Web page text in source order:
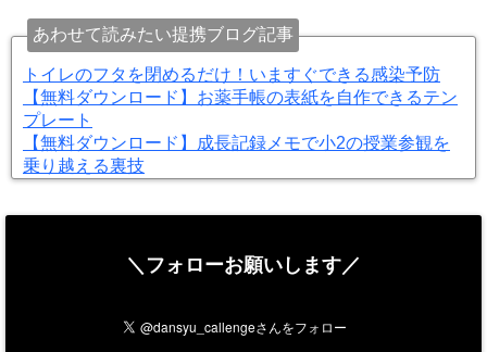
あわせて読みたい提携ブログ記事
トイレのフタを閉めるだけ！いますぐできる感染予防
【無料ダウンロード】お薬手帳の表紙を自作できるテン
プレート
【無料ダウンロード】成長記録メモで小2の授業参観を
乗り越える裏技
＼フォローお願いします／